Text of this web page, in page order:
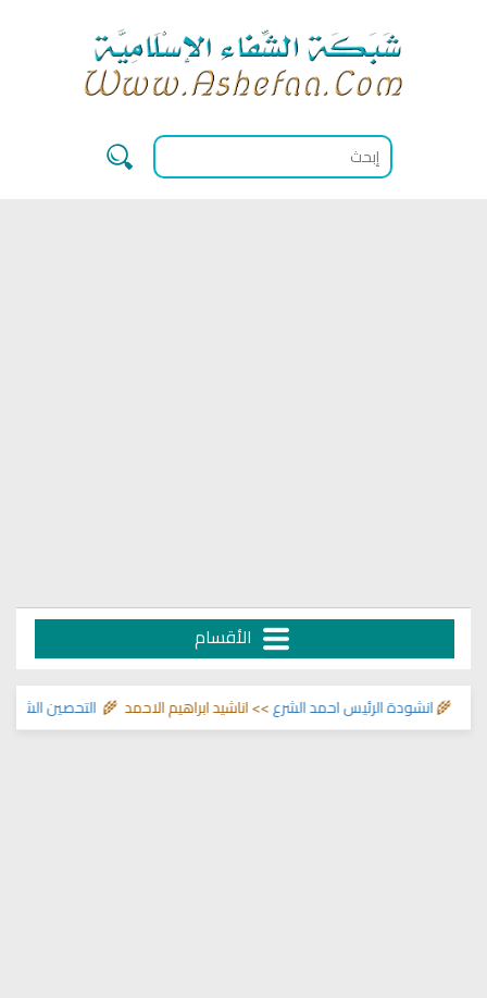
الأقسام
التحصين الشرعي انشودة الرئيس احمد الشرع>> اناشيد ابراهيم الاحمد 🌾